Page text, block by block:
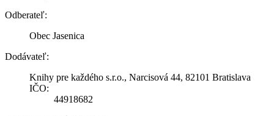
Odberateľ:
Obec Jasenica
Dodávateľ:
Knihy pre každého s.r.o., Narcisová 44, 82101 Bratislava
IČO:
44918682